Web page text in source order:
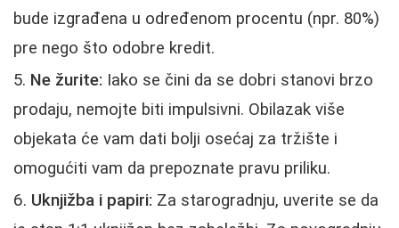
bude izgrađena u određenom procentu (npr. 80%)
pre nego što odobre kredit.
Ne žurite: Iako se čini da se dobri stanovi brzo
prodaju, nemojte biti impulsivni. Obilazak više
objekata će vam dati bolji osećaj za tržište i
omogućiti vam da prepoznate pravu priliku.
Uknjižba i papiri: Za starogradnju, uverite se da